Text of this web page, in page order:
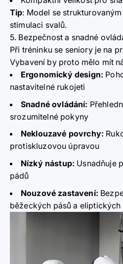
Tip: Model se
stimulaci svalů.
5. Bezpečnost a snadné
Při tréninku se seniory je na
Vybavení by proto mělo mít
Ergonomický design:
nastavitelné rukojeti
Snadné ovládání:
srozumitelné pokyny
Neklouzavé povrchy:
protiskluzovou úpravou
Nízký nástup: Usnadňuje
pádů
Nouzové zastavení:
běžeckých pásů a eliptických